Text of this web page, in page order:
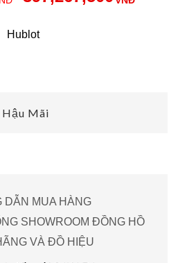
Hublot
Hậu Mãi
DẪN MUA HÀNG
SHOWROOM ĐỒNG HỒ
VÀ ĐỒ HIỆU